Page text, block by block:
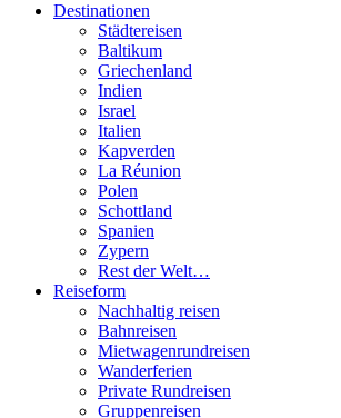
Destinationen
Städtereisen
Baltikum
Griechenland
Indien
Israel
Italien
Kapverden
La Réunion
Polen
Schottland
Spanien
Zypern
Rest der Welt…
Reiseform
Nachhaltig reisen
Bahnreisen
Mietwagenrundreisen
Wanderferien
Private Rundreisen
Gruppenreisen